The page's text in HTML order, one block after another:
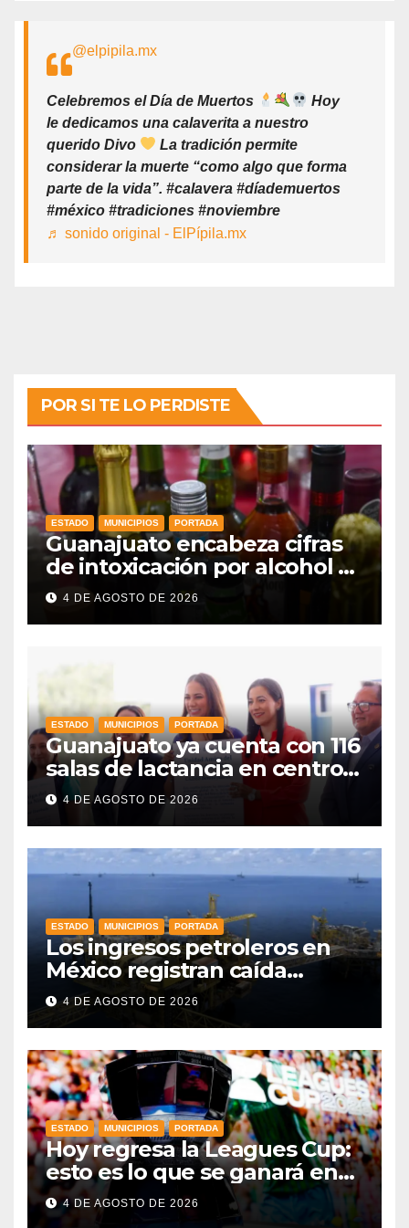
@elpipila.mx
Celebremos el Día de Muertos
Hoy
le dedicamos una calaverita a nuestro
querido Divo
La tradición permite
considerar la muerte “como algo que forma
parte de la vida”. #calavera #díademuertos
#méxico #tradiciones #noviembre
♬ sonido original - ElPípila.mx
POR SI TE LO PERDISTE
ESTADO MUNICIPIOS PORTADA
Guanajuato encabeza cifras
de intoxicación por alcohol a
nivel nacional
4 DE AGOSTO DE 2026
ESTADO MUNICIPIOS PORTADA
Guanajuato ya cuenta con 116
salas de lactancia en centros
de trabajo: Gobernadora
4 DE AGOSTO DE 2026
ESTADO MUNICIPIOS PORTADA
Los ingresos petroleros en
México registran caída
drástica en una década
4 DE AGOSTO DE 2026
ESTADO MUNICIPIOS PORTADA
Hoy regresa la Leagues Cup:
esto es lo que se ganará en
esta edición
4 DE AGOSTO DE 2026